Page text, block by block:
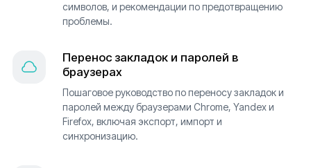
символов, и рекомендации по предотвращению
проблемы.
Перенос закладок и паролей в
браузерах
Пошаговое руководство по переносу закладок и
паролей между браузерами Chrome, Yandex и
Firefox, включая экспорт, импорт и
синхронизацию.